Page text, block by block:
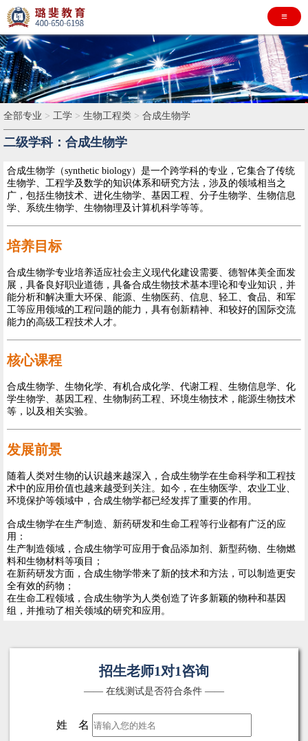
≡
全部专业 > 工学 > 生物工程类 > 合成生物学
二级学科：合成生物学
合成生物学（synthetic biology）是一个跨学科的专业，它集合了传统
生物学、工程学及数学的知识体系和研究方法，涉及的领域相当之
广，包括生物技术、进化生物学、基因工程、分子生物学、生物信息
学、系统生物学、生物物理及计算机科学等等。
培养目标
合成生物学专业培养适应社会主义现代化建设需要、德智体美全面发
展，具备良好职业道德，具备合成生物技术基本理论和专业知识，并
能分析和解决重大环保、能源、生物医药、信息、轻工、食品、和军
工等应用领域的工程问题的能力，具有创新精神、和较好的国际交流
能力的高级工程技术人才。
核心课程
合成生物学、生物化学、有机合成化学、代谢工程、生物信息学、化
学生物学、基因工程、生物制药工程、环境生物技术，能源生物技术
等，以及相关实验。
发展前景
随着人类对生物的认识越来越深入，合成生物学在生命科学和工程技
术中的应用价值也越来越受到关注。如今，在生物医学、农业工业、
环境保护等领域中，合成生物学都已经发挥了重要的作用。
合成生物学在生产制造、新药研发和生命工程等行业都有广泛的应
用：
生产制造领域，合成生物学可应用于食品添加剂、新型药物、生物燃
料和生物材料等项目；
在新药研发方面，合成生物学带来了新的技术和方法，可以制造更安
全有效的药物；
在生命工程领域，合成生物学为人类创造了许多新颖的物种和基因
组，并推动了相关领域的研究和应用。
招生老师1对1咨询
—— 在线测试是否符合条件 ——
姓 名